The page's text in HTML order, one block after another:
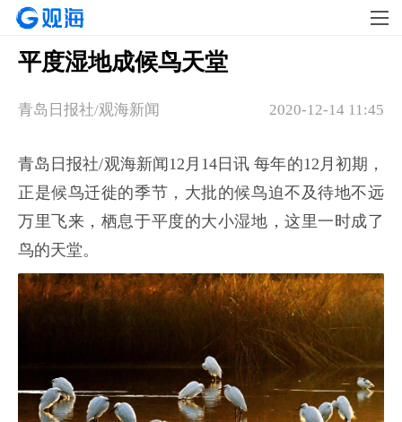
平度湿地成候鸟天堂
2020-12-14 11:45
青岛日报社/观海新闻
青岛日报社/观海新闻12月14日讯 每年的12月初期，
正是候鸟迁徙的季节，大批的候鸟迫不及待地不远
万里飞来，栖息于平度的大小湿地，这里一时成了
鸟的天堂。